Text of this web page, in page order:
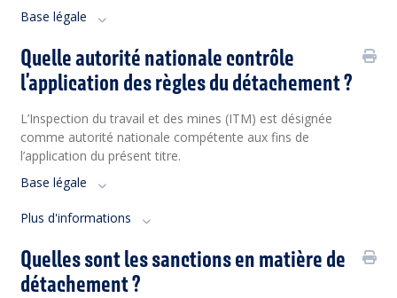
Base légale
Quelle autorité nationale contrôle
l’application des règles du détachement ?
L’Inspection du travail et des mines (ITM) est désignée
comme autorité nationale compétente aux fins de
l’application du présent titre.
Base légale
Plus d'informations
Quelles sont les sanctions en matière de
détachement ?